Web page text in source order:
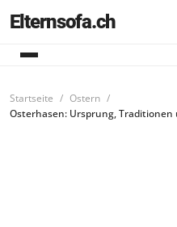
Elternsofa.ch
Startseite
Ostern
Osterhasen: Ursprung,